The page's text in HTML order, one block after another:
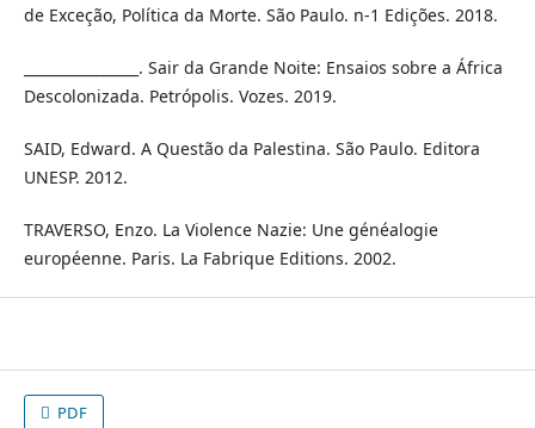
de Exceção, Política da Morte. São Paulo. n-1 Edições. 2018.
________________. Sair da Grande Noite: Ensaios sobre a África
Descolonizada. Petrópolis. Vozes. 2019.
SAID, Edward. A Questão da Palestina. São Paulo. Editora
UNESP. 2012.
TRAVERSO, Enzo. La Violence Nazie: Une généalogie
européenne. Paris. La Fabrique Editions. 2002.
PDF